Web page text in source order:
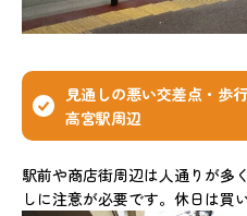
見通しの悪い交差点・歩
高宮駅周辺
駅前や商店街周辺は人通りが多
しに注意が必要です。休日は買